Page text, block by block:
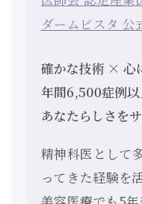
ダームビスタ 公
確かな技術 × 心
年間6,500症例以
あなたらしさを
精神科医として
ってきた経験を